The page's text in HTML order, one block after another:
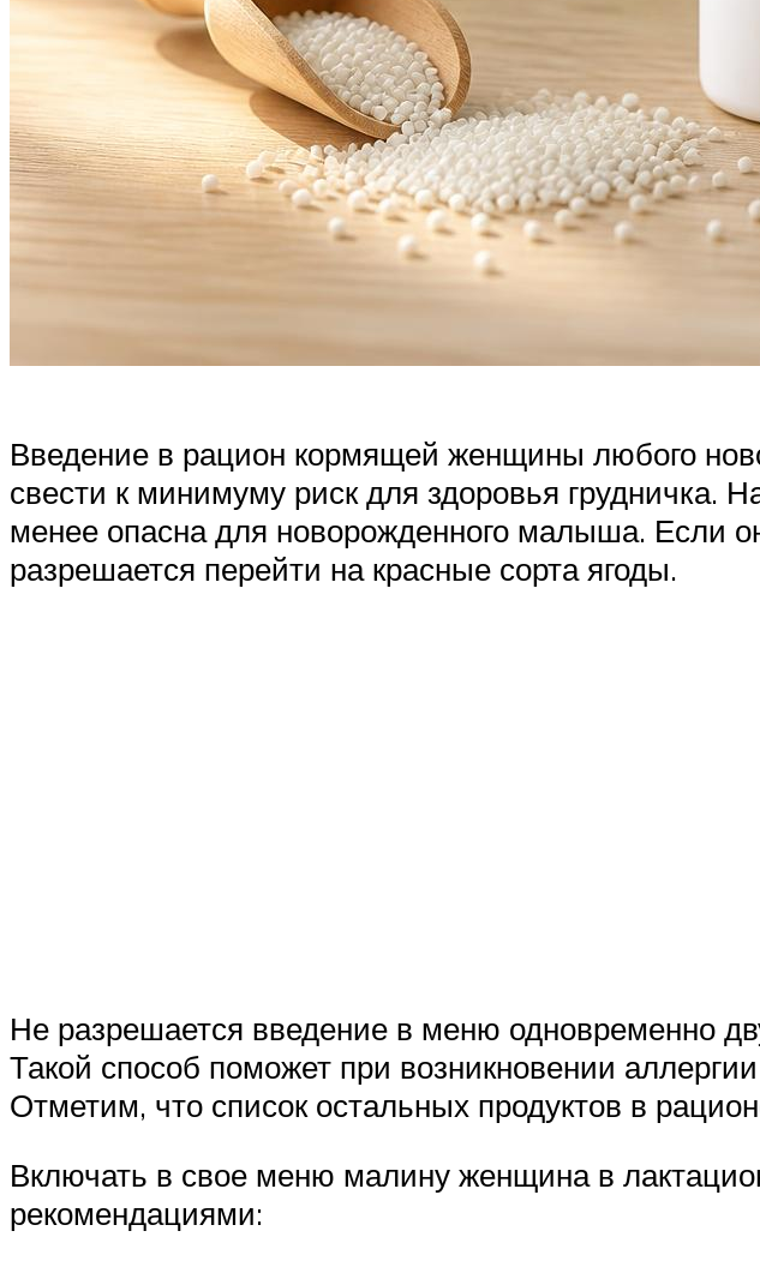
Введение в рацион кормящей женщины любого
свести к минимуму риск для здоровья грудничка.
менее опасна для новорожденного малыша. Если
разрешается перейти на красные сорта ягоды.
Не разрешается введение в меню одновременно
Такой способ поможет при возникновении
Отметим, что список остальных продуктов в
Включать в свое меню малину женщина в
рекомендациями: